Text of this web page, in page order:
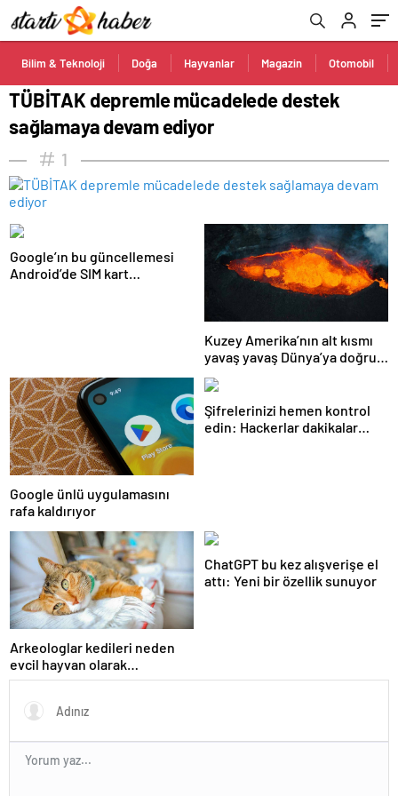
Bilim & Teknoloji Doğa Hayvanlar Magazin Otomobil
TÜBİTAK depremle mücadelede destek
sağlamaya devam ediyor
1
Google’ın bu güncellemesi
Android’de SIM kart
Kuzey Amerika’nın alt kısmı
yavaş yavaş Dünya’ya doğru
eriyor!
Google ünlü uygulamasını
rafa kaldırıyor
Şifrelerinizi hemen kontrol
edin: Hackerlar dakikalar
Arkeologlar kedileri neden
evcil hayvan olarak
beslediğimizin sırrını keşfetti
ChatGPT bu kez alışverişe el
attı: Yeni bir özellik sunuyor